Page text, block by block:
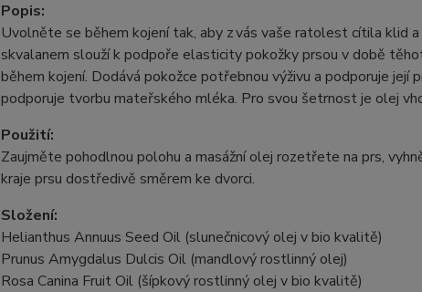
Popis:
Uvolněte se během kojení tak, aby z vás vaše ratolest cítila klid
skvalanem slouží k podpoře elasticity pokožky prsou v době
během kojení. Dodává pokožce potřebnou výživu a podporuje její
podporuje tvorbu mateřského mléka. Pro svou šetrnost je olej
Použití:
Zaujměte pohodlnou polohu a masážní olej rozetřete na prs,
kraje prsu dostředivě směrem ke dvorci.
Složení:
Helianthus Annuus Seed Oil (slunečnicový olej v bio kvalitě)
Prunus Amygdalus Dulcis Oil (mandlový rostlinný olej)
Rosa Canina Fruit Oil (šípkový rostlinný olej v bio kvalitě)